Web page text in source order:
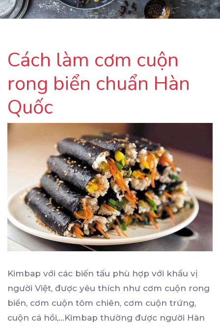
Cách làm cơm cuộn
rong biển chuẩn Hàn
Quốc
Kimbap với các biến tấu phù hợp với khẩu vị
người Việt, được yêu thích như cơm cuộn rong
biển, cơm cuộn tôm chiên, cơm cuộn trứng,
cuộn cá hồi,…Kimbap thường được người Hàn